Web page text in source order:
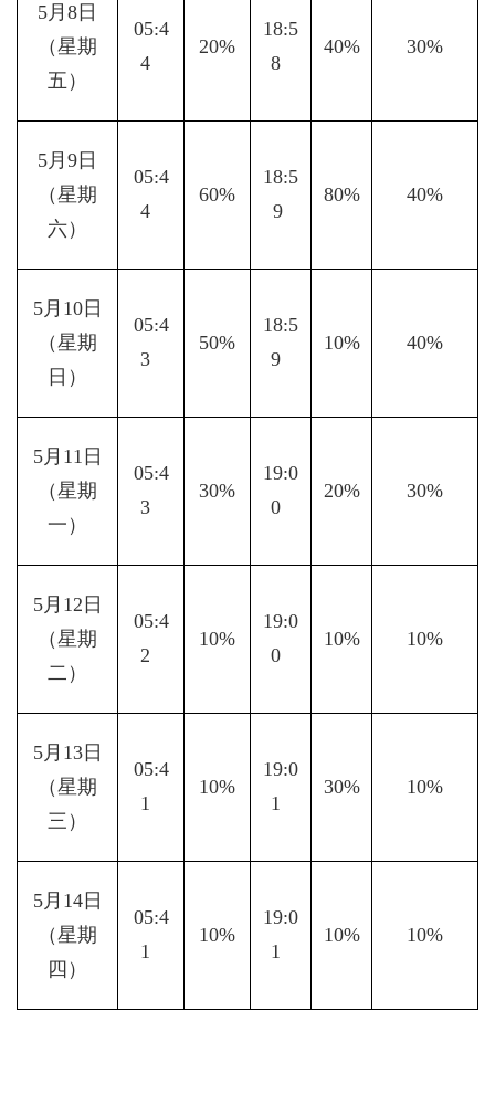
5月8日
（星期
五）
05:4
4
20%
18:5
8
40% 30%
5月9日
（星期
六）
05:4
4
60%
18:5
9
80% 40%
5月10日
（星期
日）
05:4
3
50%
18:5
9
10% 40%
5月11日
（星期
一）
05:4
3
30%
19:0
0
20% 30%
5月12日
（星期
二）
05:4
2
10%
19:0
0
10% 10%
5月13日
（星期
三）
05:4
1
10%
19:0
1
30% 10%
5月14日
（星期
四）
05:4
1
10%
19:0
1
10% 10%